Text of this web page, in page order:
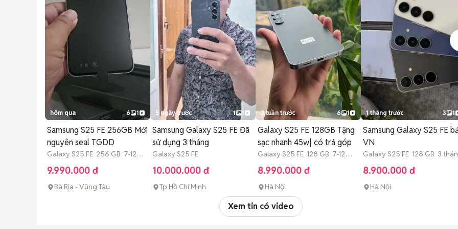
hôm qua 6 1
Samsung S25 FE 256GB Mới
nguyên seal TGDD
Galaxy S25 FE 256 GB 7-12
tháng
9.990.000 đ
Bà Rịa - Vũng Tàu
5 ngày trước 1 1
Samsung Galaxy S25 FE Đã
sử dụng 3 tháng
Galaxy S25 FE
10.000.000 đ
Tp Hồ Chí Minh
2 tuần trước 6 1
Galaxy S25 FE 128GB Tặng
sạc nhanh 45w| có trả góp
Galaxy S25 FE 128 GB 7-12
tháng
8.990.000 đ
Hà Nội
1 tháng trước 3 1
Samsung Galaxy S25 FE
VN
Galaxy S25 FE 128 GB 3
8.900.000 đ
Hà Nội
Xem tin có video